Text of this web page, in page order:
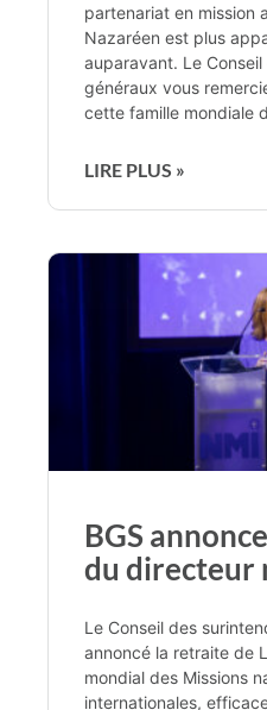
partenariat en mission
Nazaréen est plus
auparavant. Le
généraux vous
cette famille mondiale
LIRE PLUS »
BGS
du directeur
Le Conseil des
annoncé la retraite de
mondial des Missions
internationales,